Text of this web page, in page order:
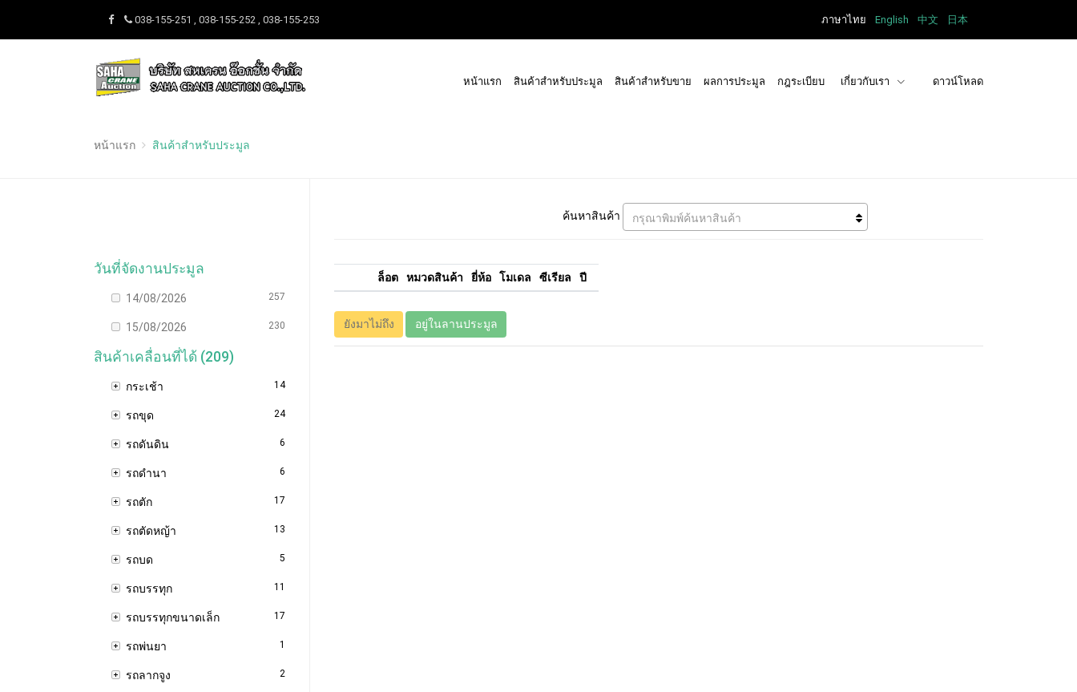
038-155-251 , 038-155-252 , 038-155-253 ภาษาไทย English 中文 日本
หน้าแรก สินค้าสำหรับประมูล สินค้าสำหรับขาย ผลการประมูล กฎระเบียบ เกี่ยวกับเรา ดาวน์โหลด
หน้าแรก สินค้าสำหรับประมูล
วันที่จัดงานประมูล
14/08/2026 257
15/08/2026 230
สินค้าเคลื่อนที่ได้ (209)
กระเช้า 14
รถขุด 24
รถดันดิน 6
รถดำนา 6
รถตัก 17
รถตัดหญ้า 13
รถบด 5
รถบรรทุก 11
รถบรรทุกขนาดเล็ก 17
รถพ่นยา 1
รถลากจูง 2
ค้นหาสินค้า กรุณาพิมพ์ค้นหาสินค้า
ล็อต หมวดสินค้า ยี่ห้อ โมเดล ซีเรียล ปี
ยังมาไม่ถึง อยู่ในลานประมูล